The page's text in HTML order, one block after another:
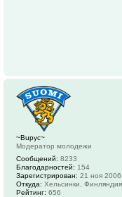
~Bupyc~
Модератор молодежи
Сообщений: 8233
Благодарностей: 154
Зарегистрирован: 21 ноя
Откуда: Хельсинки, Финляндия
Рейтинг: 656